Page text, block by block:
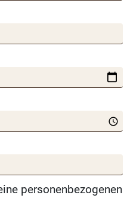
personenbezogenen